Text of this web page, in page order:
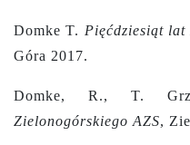
Domke T. Pięćdziesiąt lat
Góra 2017.
Domke, R., T.
Zielonogórskiego AZS,